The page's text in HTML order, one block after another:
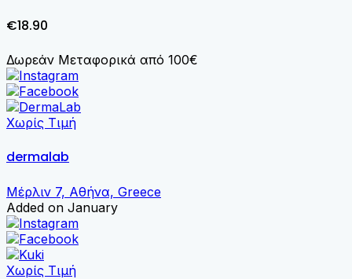
€18.90
Δωρεάν Μεταφορικά από 100€
Χωρίς Τιμή
dermalab
Μέρλιν 7, Αθήνα, Greece
Added on January
Χωρίς Τιμή